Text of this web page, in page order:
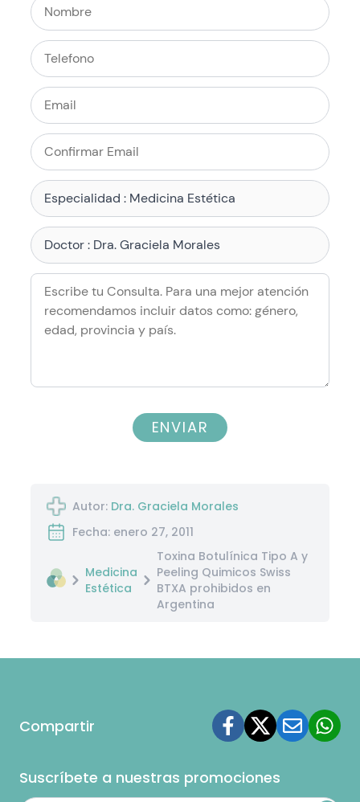
ENVIAR
Autor: Dra. Graciela Morales
Fecha: enero 27, 2011
Medicina
Estética
Toxina Botulínica Tipo A y
Peeling Quimicos Swiss
BTXA prohibidos en
Argentina
Compartir
Suscríbete a nuestras promociones